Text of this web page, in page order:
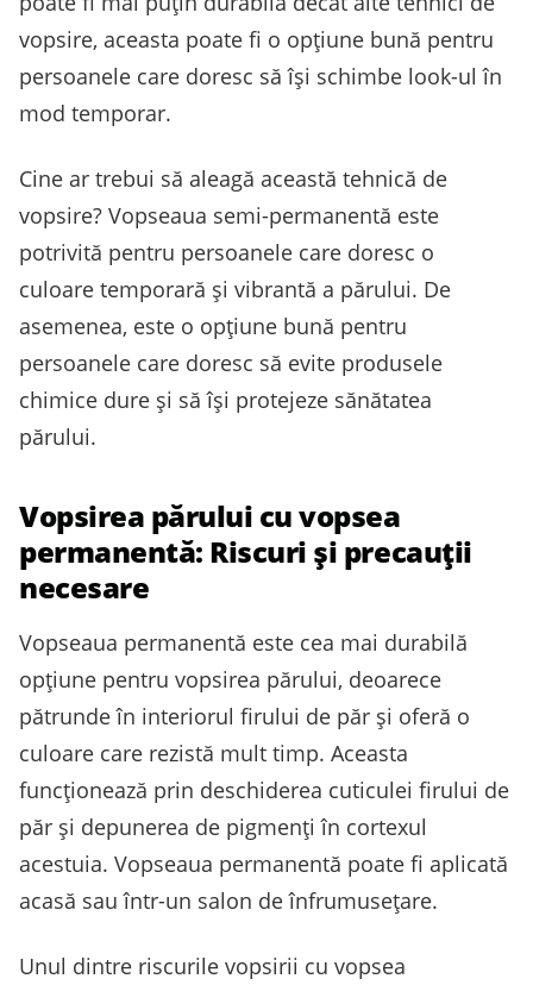
vopsire, aceasta poate fi o opțiune bună pentru
persoanele care doresc să își schimbe look-ul în
mod temporar.
Cine ar trebui să aleagă această tehnică de
vopsire? Vopseaua semi-permanentă este
potrivită pentru persoanele care doresc o
culoare temporară și vibrantă a părului. De
asemenea, este o opțiune bună pentru
persoanele care doresc să evite produsele
chimice dure și să își protejeze sănătatea
părului.
Vopsirea părului cu vopsea
permanentă: Riscuri și precauții
necesare
Vopseaua permanentă este cea mai durabilă
opțiune pentru vopsirea părului, deoarece
pătrunde în interiorul firului de păr și oferă o
culoare care rezistă mult timp. Aceasta
funcționează prin deschiderea cuticulei firului de
păr și depunerea de pigmenți în cortexul
acestuia. Vopseaua permanentă poate fi aplicată
acasă sau într-un salon de înfrumusețare.
Unul dintre riscurile vopsirii cu vopsea